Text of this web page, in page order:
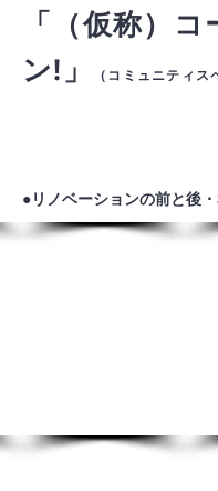
「（仮称）
ン!」
（コミュニティス
​●リノベーションの前と後